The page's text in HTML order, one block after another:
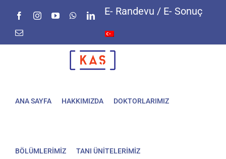
FacebookInstagramYouTubeWhatsAppLinkedIn
E-
E- Randevu / E- Sonuç
ANA SAYFA HAKKIMIZDA DOKTORLARIMIZ
BÖLÜMLERİMİZ TANI ÜNİTELERİMİZ